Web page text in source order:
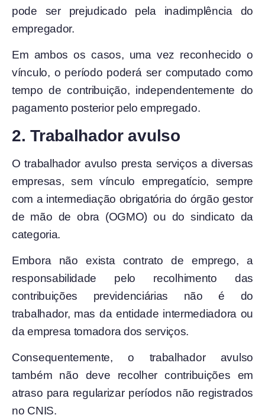
pode ser prejudicado pela inadimplência do
empregador.
Em ambos os casos, uma vez reconhecido o
vínculo, o período poderá ser computado como
tempo de contribuição, independentemente do
pagamento posterior pelo empregado.
2. Trabalhador avulso
O trabalhador avulso presta serviços a diversas
empresas, sem vínculo empregatício, sempre
com a intermediação obrigatória do órgão gestor
de mão de obra (OGMO) ou do sindicato da
categoria.
Embora não exista contrato de emprego, a
responsabilidade pelo recolhimento das
contribuições previdenciárias não é do
trabalhador, mas da entidade intermediadora ou
da empresa tomadora dos serviços.
Consequentemente, o trabalhador avulso
também não deve recolher contribuições em
atraso para regularizar períodos não registrados
no CNIS.